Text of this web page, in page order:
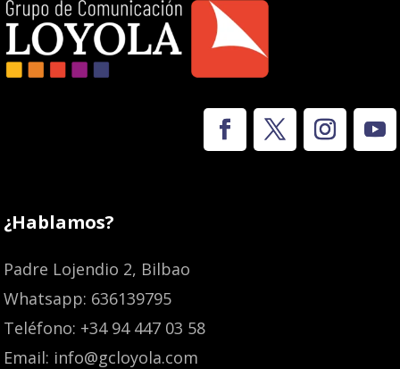
¿Hablamos?
Padre Lojendio 2, Bilbao
Whatsapp: 636139795
Teléfono: +34 94 447 03 58
Email: info@gcloyola.com